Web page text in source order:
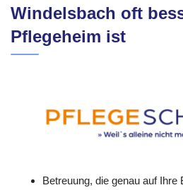
Windelsbach oft
Pflegeheim ist
Betreuung, die genau auf Ihre